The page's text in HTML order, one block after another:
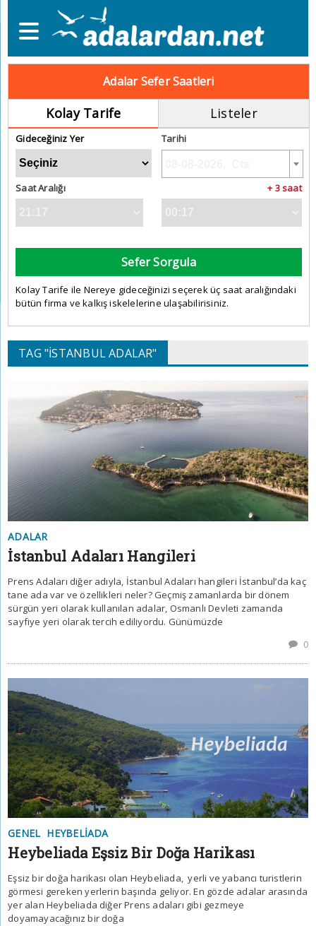
Adalar Sefer Saatleri
Kolay Tarife Listeler
Gideceğiniz Yer Tarihi
Saat Aralığı + 3 saat
Sefer Sorgula
Kolay Tarife ile Nereye gideceğinizi seçerek üç saat aralığındaki
bütün firma ve kalkış iskelelerine ulaşabilirisiniz.
TAG "ISTANBUL ADALAR"
ADALAR
İstanbul Adaları Hangileri
Prens Adaları diğer adıyla, İstanbul Adaları hangileri İstanbul’da kaç
tane ada var ve özellikleri neler? Geçmiş zamanlarda bir dönem
sürgün yeri olarak kullanılan adalar, Osmanlı Devleti zamanda
sayfiye yeri olarak tercih ediliyordu. Günümüzde
0
GENEL HEYBELIADA
Heybeliada Eşsiz Bir Doğa Harikası
Eşsiz bir doğa harikası olan Heybeliada, yerli ve yabancı turistlerin
görmesi gereken yerlerin başında geliyor. En gözde adalar arasında
yer alan Heybeliada diğer Prens adaları gibi gezmeye
doyamayacağınız bir doğa